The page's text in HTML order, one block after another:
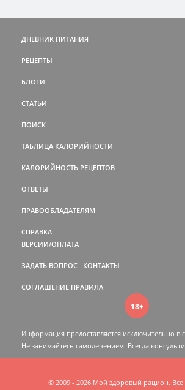
ДНЕВНИК ПИТАНИЯ
РЕЦЕПТЫ
БЛОГИ
СТАТЬИ
ПОИСК
ТАБЛИЦА КАЛОРИЙНОСТИ
КАЛОРИЙНОСТЬ РЕЦЕПТОВ
ОТВЕТЫ
ПРАВООБЛАДАТЕЛЯМ
СПРАВКА
ВЕРСИИ/ОПЛАТА
ЗАДАТЬ ВОПРОС КОНТАКТЫ
СОГЛАШЕНИЕ ПРАВИЛА
18+
Информация предоставляется исключительно в
Не занимайтесь самолечением. Всегда
© 2009 - 2026 Мой здоровый рацион.